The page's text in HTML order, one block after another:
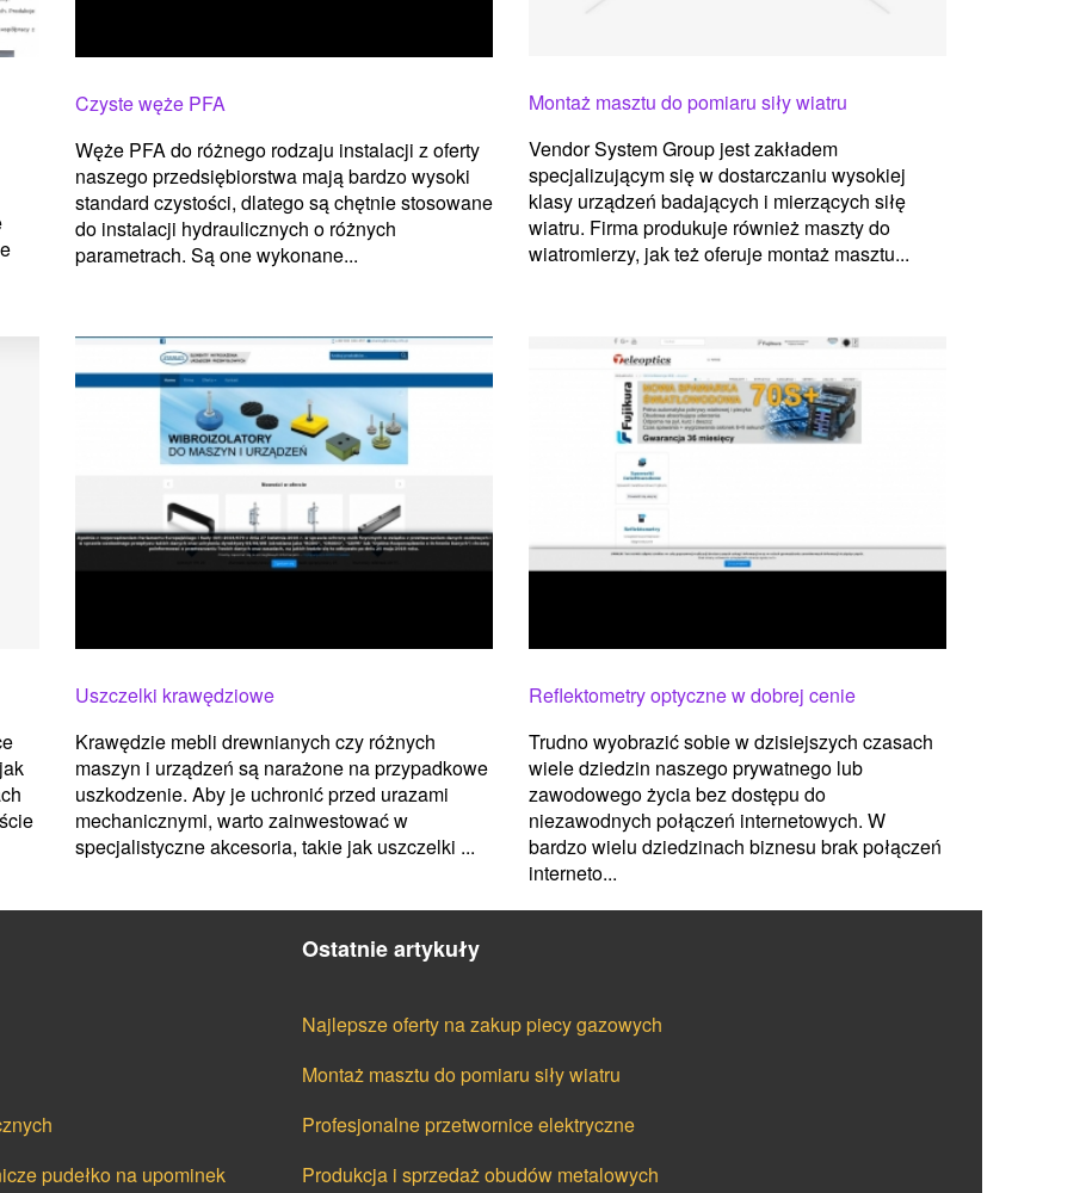
Czyste węże PFA
Węże PFA do różnego rodzaju instalacji z oferty
naszego przedsiębiorstwa mają bardzo wysoki
standard czystości, dlatego są chętnie stosowane
do instalacji hydraulicznych o różnych
parametrach. Są one wykonane...
Montaż masztu do pomiaru siły wiatru
Vendor System Group jest zakładem
specjalizującym się w dostarczaniu wysokiej
klasy urządzeń badających i mierzących siłę
wiatru. Firma produkuje również maszty do
wiatromierzy, jak też oferuje montaż masztu...
Uszczelki krawędziowe
Krawędzie mebli drewnianych czy różnych
maszyn i urządzeń są narażone na przypadkowe
uszkodzenie. Aby je uchronić przed urazami
mechanicznymi, warto zainwestować w
specjalistyczne akcesoria, takie jak uszczelki ...
Reflektometry optyczne w dobrej cenie
Trudno wyobrazić sobie w dzisiejszych czasach
wiele dziedzin naszego prywatnego lub
zawodowego życia bez dostępu do
niezawodnych połączeń internetowych. W
bardzo wielu dziedzinach biznesu brak połączeń
interneto...
pudełko na upominek
Ostatnie artykuły
Najlepsze oferty na zakup piecy gazowych
Montaż masztu do pomiaru siły wiatru
Profesjonalne przetwornice elektryczne
Produkcja i sprzedaż obudów metalowych